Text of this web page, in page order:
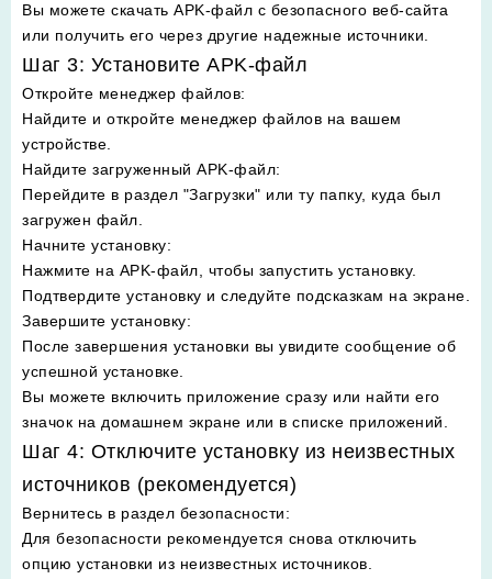
Вы можете скачать APK-файл с безопасного веб-сайта
или получить его через другие надежные источники.
Шаг 3: Установите APK-файл
Откройте менеджер файлов:
Найдите и откройте менеджер файлов на вашем
устройстве.
Найдите загруженный APK-файл:
Перейдите в раздел "Загрузки" или ту папку, куда был
загружен файл.
Начните установку:
Нажмите на APK-файл, чтобы запустить установку.
Подтвердите установку и следуйте подсказкам на экране.
Завершите установку:
После завершения установки вы увидите сообщение об
успешной установке.
Вы можете включить приложение сразу или найти его
значок на домашнем экране или в списке приложений.
Шаг 4: Отключите установку из неизвестных
источников (рекомендуется)
Вернитесь в раздел безопасности:
Для безопасности рекомендуется снова отключить
опцию установки из неизвестных источников.